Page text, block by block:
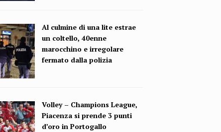
Al culmine di una lite estrae
un coltello, 40enne
marocchino e irregolare
fermato dalla polizia
Volley – Champions League,
Piacenza si prende 3 punti
d’oro in Portogallo